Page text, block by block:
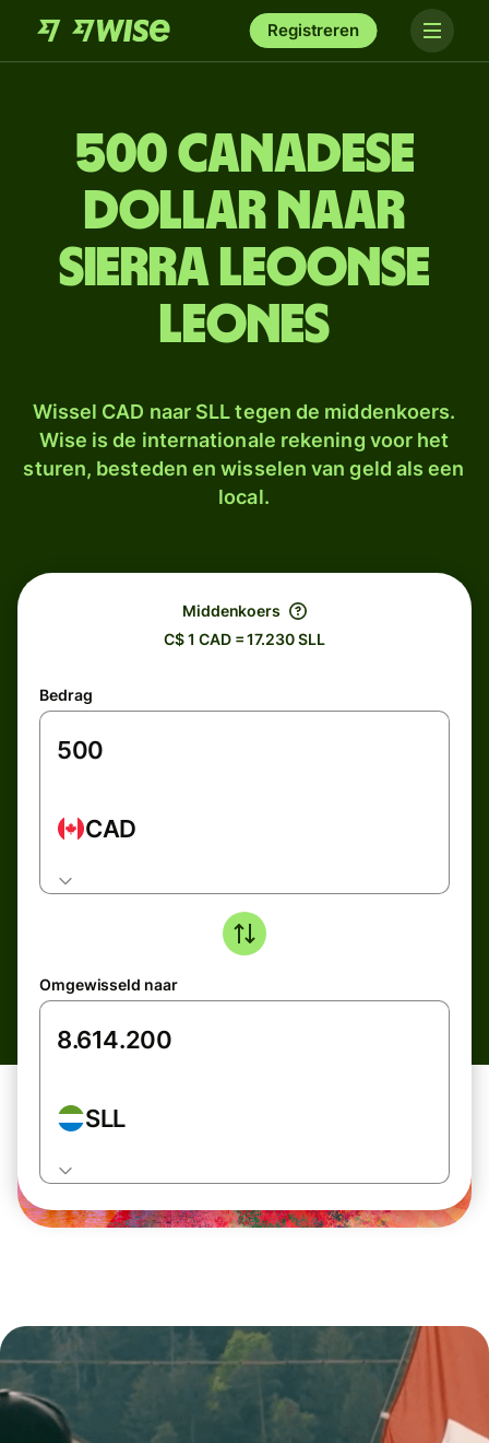
Registreren
500 Canadese
dollar naar
Sierra Leoonse
leones
Wissel CAD naar SLL tegen de middenkoers.
Wise is de internationale rekening voor het
sturen, besteden en wisselen van geld als een
local.
Middenkoers
C$ 1 CAD = 17.230 SLL
Bedrag
CAD
Omgewisseld naar
SLL